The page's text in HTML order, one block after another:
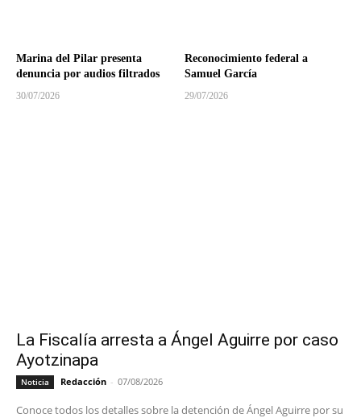
Marina del Pilar presenta
denuncia por audios filtrados
30/07/2026
Reconocimiento federal a
Samuel García
29/07/2026
La Fiscalía arresta a Ángel Aguirre por caso
Ayotzinapa
Noticia Redacción - 07/08/2026
Conoce todos los detalles sobre la detención de Ángel Aguirre por su